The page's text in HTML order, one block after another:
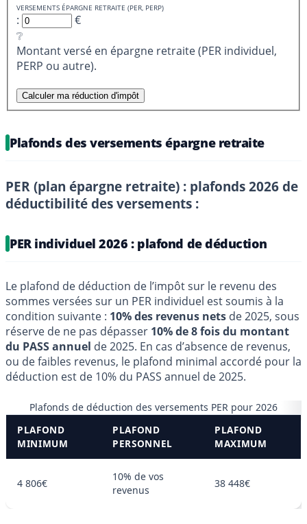
VERSEMENTS ÉPARGNE RETRAITE (PER, PERP)
:
€
❔
Montant versé en épargne retraite (PER individuel,
PERP ou autre).
Plafonds des versements épargne retraite
PER (plan épargne retraite) : plafonds 2026 de
déductibilité des versements :
PER individuel 2026 : plafond de déduction
Le plafond de déduction de l’impôt sur le revenu des
sommes versées sur un PER individuel est soumis à la
condition suivante : 10% des revenus nets de 2025, sous
réserve de ne pas dépasser 10% de 8 fois du montant
du PASS annuel de 2025. En cas d’absence de revenus,
ou de faibles revenus, le plafond minimal accordé pour la
déduction est de 10% du PASS annuel de 2025.
Plafonds de déduction des versements PER pour 2026
PLAFOND
MINIMUM
PLAFOND
PERSONNEL
PLAFOND
MAXIMUM
4 806€
10% de vos
revenus
38 448€